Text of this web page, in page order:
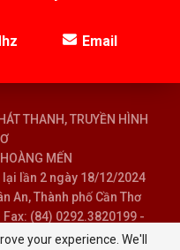
Email
THANH, TRUYỀN HÌNH
MẾN
lại lần 2 ngày 18/12/2024
An, Thành phố Cần Thơ
(84) 0292.3820199 -
your experience. We'll